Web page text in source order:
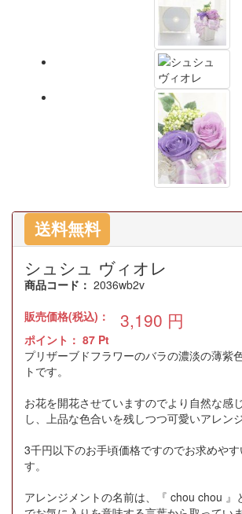
送料無料
シュシュ ヴィオレ
商品コード： 2036wb2v
販売価格(税込)： 3,190 円
ポイント： 87 Pt
プリザーブドフラワーのバラの濃淡の薄紫
トです。
お花を開花させていますのでより自然な感
し、上品な色合いを残しつつ可愛いアレン
3千円以下のお手頃価格ですのでお求めや
す。
アレンジメントの名前は、『 chou chou 』